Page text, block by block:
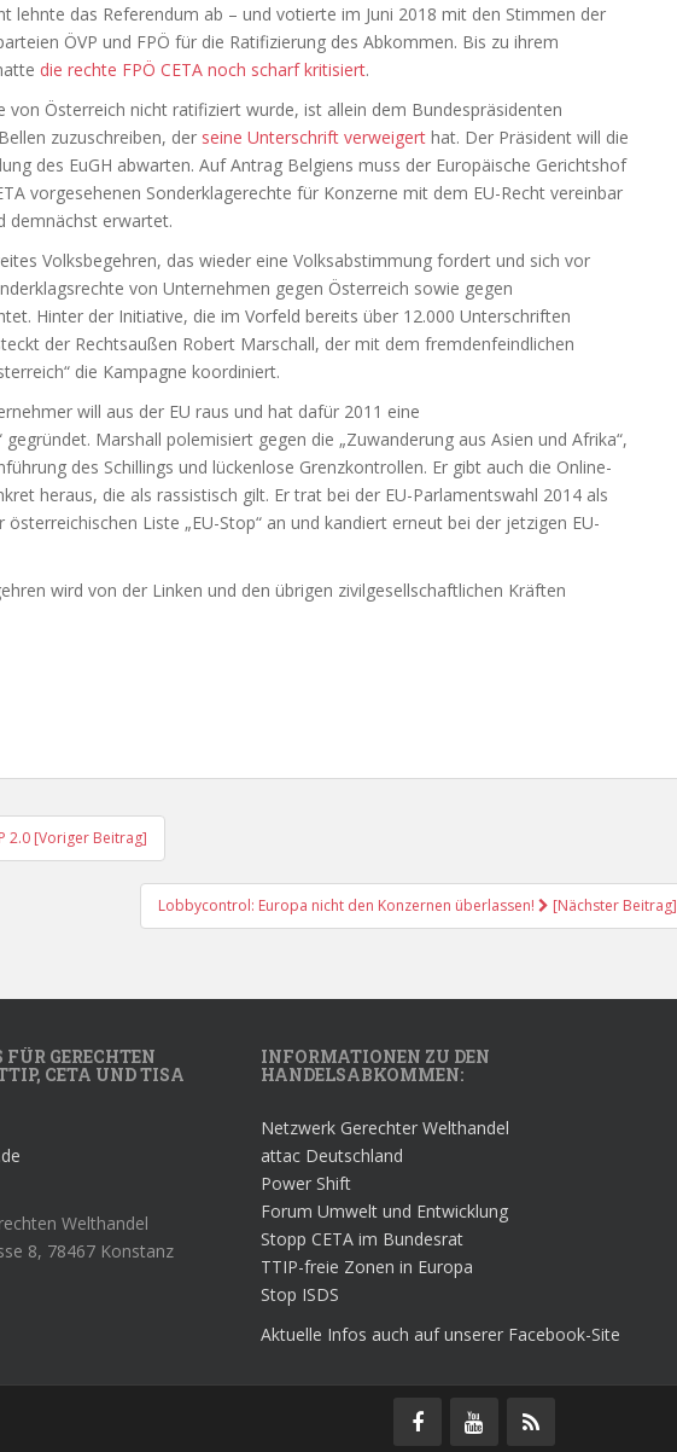
lehnte das Referendum ab – und votierte im Juni 2018 mit den Stimmen der
ÖVP und FPÖ für die Ratifizierung des Abkommen. Bis zu ihrem
die rechte FPÖ CETA noch scharf kritisiert.
von Österreich nicht ratifiziert wurde, ist allein dem Bundespräsidenten
zuzuschreiben, der seine Unterschrift verweigert hat. Der Präsident will die
des EuGH abwarten. Auf Antrag Belgiens muss der Europäische Gerichtshof
vorgesehenen Sonderklagerechte für Konzerne mit dem EU-Recht vereinbar
demnächst erwartet.
Volksbegehren, das wieder eine Volksabstimmung fordert und sich vor
von Unternehmen gegen Österreich sowie gegen
Hinter der Initiative, die im Vorfeld bereits über 12.000 Unterschriften
der Rechtsaußen Robert Marschall, der mit dem fremdenfeindlichen
die Kampagne koordiniert.
will aus der EU raus und hat dafür 2011 eine
gegründet. Marshall polemisiert gegen die „Zuwanderung aus Asien und Afrika“,
des Schillings und lückenlose Grenzkontrollen. Er gibt auch die Online-
heraus, die als rassistisch gilt. Er trat bei der EU-Parlamentswahl 2014 als
österreichischen Liste „EU-Stop“ an und kandiert erneut bei der jetzigen EU-
wird von der Linken und den übrigen zivilgesellschaftlichen Kräften
2.0 [Voriger Beitrag]
Lobbycontrol: Europa nicht den Konzernen überlassen! [Nächster Beitrag]
GERECHTEN
CETA UND TISA
Welthandel
8, 78467 Konstanz
INFORMATIONEN ZU DEN
HANDELSABKOMMEN:
Netzwerk Gerechter Welthandel
attac Deutschland
Power Shift
Forum Umwelt und Entwicklung
Stopp CETA im Bundesrat
TTIP-freie Zonen in Europa
Stop ISDS
Aktuelle Infos auch auf unserer Facebook-Site